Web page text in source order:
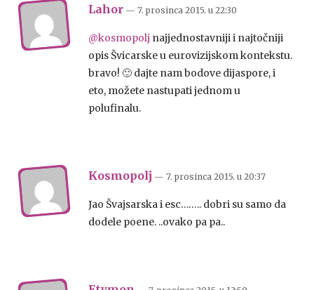
Lahor — 7. prosinca 2015. u 22:30
@kosmopolj najjednostavniji i najtočniji
opis Švicarske u eurovizijskom kontekstu.
bravo! 🙂 dajte nam bodove dijaspore, i
eto, možete nastupati jednom u
polufinalu.
Kosmopolj — 7. prosinca 2015. u 20:37
Jao Švajsarska i esc…….. dobri su samo da
dodele poene. ..ovako pa pa..